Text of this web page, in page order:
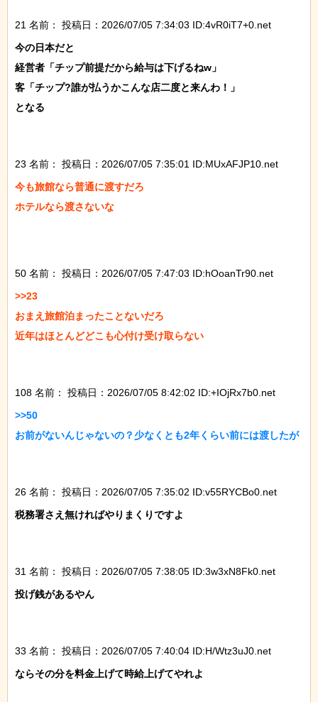
21 名前：
投稿日：2026/07/05 7:34:03 ID:4vR0iT7+0.net
今の日本だと
経営者「チップ前提だから給与は下げるねw」
客「チップ?誰が払うかこんな店二度と来んわ！」
となる
23 名前：
投稿日：2026/07/05 7:35:01 ID:MUxAFJP10.net
今も旅館なら普通に渡すだろ
ホテルなら渡さないな
50 名前：
投稿日：2026/07/05 7:47:03 ID:hOoanTr90.net
>>23
おまえ旅館泊まったことないだろ
近年はほとんどどこも心付け受け取らない
108 名前：
投稿日：2026/07/05 8:42:02 ID:+IOjRx7b0.net
>>50
お前がないんじゃないの？少なくとも2年くらい前には渡したが
26 名前：
投稿日：2026/07/05 7:35:02 ID:v55RYCBo0.net
税務署さえ無ければやりまくりですよ
31 名前：
投稿日：2026/07/05 7:38:05 ID:3w3xN8Fk0.net
投げ銭があるやん
33 名前：
投稿日：2026/07/05 7:40:04 ID:H/Wtz3uJ0.net
ならその分を料金上げて時給上げてやれよ